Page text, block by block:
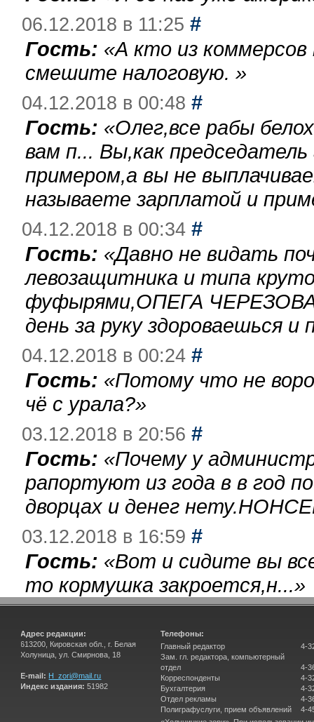
06.12.2018 в 11:25 #
Гость: «А кто из
смешите налоговую. »
04.12.2018 в 00:48 #
Гость: «Олег,все рабы
вам п... Вы,как
примером,а вы не
называете зарплатой и
04.12.2018 в 00:34 #
Гость: «Давно не видать
левозащитника и типа
фуфырями,ОПЕГА
день за руку здороваешься
04.12.2018 в 00:24 #
Гость: «Потому что не
чё с урала?»
03.12.2018 в 20:56 #
Гость: «Почему у
рапортуют из года в в год
дворцах и денег
03.12.2018 в 16:59 #
Гость: «Вот и сидите вы
то кормушка закроется,н...»
Адрес редакции:
613200, Кировская обл., г. Белая
Холуница, ул. Смирнова, 18
E-mail: H_zori@mail.ru
Индекс издания: 51982
Телефоны:
Главный редактор
Зам. гл. редактора, компьютерный
отдел
Корреспонденты
Бухгалтерия
Отдел рекламы
Полиграфуслуги, прием объявлений
4-
4-
4-
4-
4-
4-